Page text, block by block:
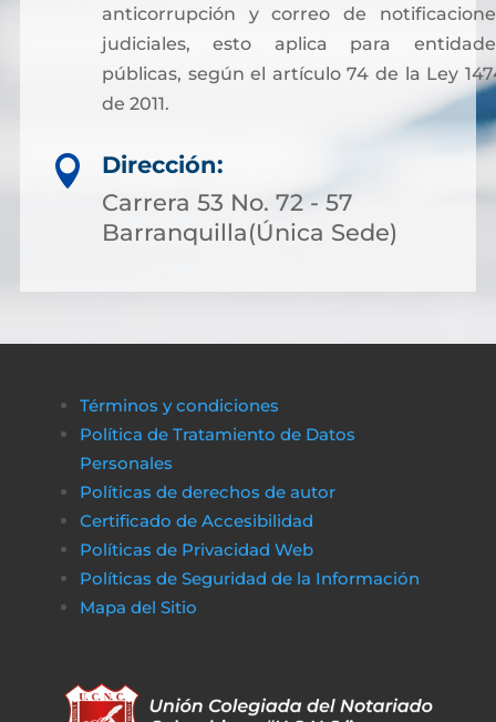
anticorrupción y correo de
judiciales, esto aplica para
públicas, según el artículo 74 de la Ley
de 2011.
Sin embargo, para facilitar otros trámites y
pagos asociados a servicios notariales, hoy
es posible acceder a soluciones financieras
más flexibles. Muchas personas optan por
de financiamiento rápido y transparente,
administrativo pueda completarse sin
obstáculos económicos.
De la misma manera, en
jugadores pueden disfrutar de un entorno
de juego claro y sin complicaciones. Al igual
las transacciones son seguras y rápidas, lo

Dirección:
Carrera 53 No. 72 - 57
Barranquilla(Única Sede)
Términos y condiciones
Política de Tratamiento de Datos
Personales
Políticas de derechos de autor
Certificado de Accesibilidad
Políticas de Privacidad Web
Políticas de Seguridad de la Información
Mapa del Sitio